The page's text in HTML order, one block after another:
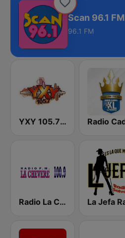
Scan 96.1 FM
96.1 FM
YXY 105.7 FM
Radio La Chevere 100.9 FM